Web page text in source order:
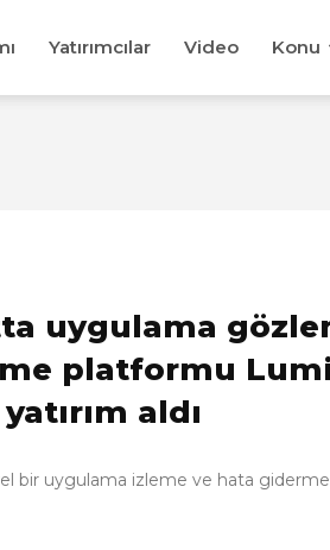
Yatırımcılar Video Konu
uygulama
platformu
aldı
bir uygulama izleme ve hata